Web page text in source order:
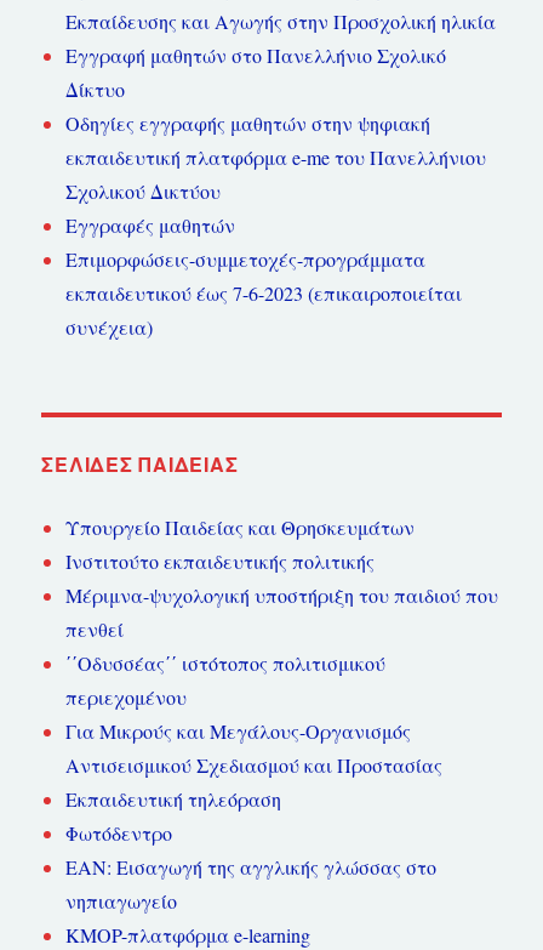
Εκπαίδευσης και Αγωγής στην Προσχολική ηλικία
Εγγραφή μαθητών στο Πανελλήνιο Σχολικό
Δίκτυο
Οδηγίες εγγραφής μαθητών στην ψηφιακή
εκπαιδευτική πλατφόρμα e-me του Πανελλήνιου
Σχολικού Δικτύου
Εγγραφές μαθητών
Επιμορφώσεις-συμμετοχές-προγράμματα
εκπαιδευτικού έως 7-6-2023 (επικαιροποιείται
συνέχεια)
ΣΕΛΊΔΕΣ ΠΑΙΔΕΊΑΣ
Υπουργείο Παιδείας και Θρησκευμάτων
Ινστιτούτο εκπαιδευτικής πολιτικής
Μέριμνα-ψυχολογική υποστήριξη του παιδιού που
πενθεί
΄΄Οδυσσέας΄΄ ιστότοπος πολιτισμικού
περιεχομένου
Για Μικρούς και Μεγάλους-Οργανισμός
Αντισεισμικού Σχεδιασμού και Προστασίας
Εκπαιδευτική τηλεόραση
Φωτόδεντρο
ΕΑΝ: Εισαγωγή της αγγλικής γλώσσας στο
νηπιαγωγείο
KMOP-πλατφόρμα e-learning